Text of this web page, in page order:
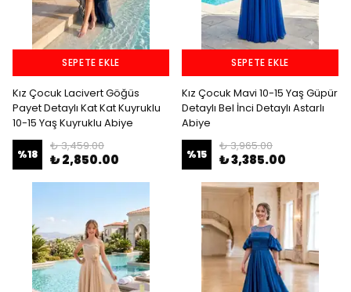
SEPETE EKLE
Kız Çocuk Lacivert Göğüs
Payet Detaylı Kat Kat Kuyruklu
10-15 Yaş Kuyruklu Abiye
%18
₺ 3,459.00
₺ 2,850.00
SEPETE EKLE
Kız Çocuk Mavi 10-15 Yaş Güpür
Detaylı Bel İnci Detaylı Astarlı
Abiye
%15
₺ 3,965.00
₺ 3,385.00